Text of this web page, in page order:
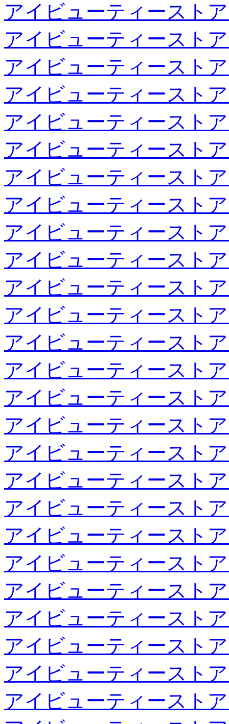
アイビューティースト
アイビューティースト
アイビューティースト
アイビューティースト
アイビューティースト
アイビューティースト
アイビューティースト
アイビューティースト
アイビューティースト
アイビューティースト
アイビューティースト
アイビューティースト
アイビューティースト
アイビューティースト
アイビューティースト
アイビューティースト
アイビューティースト
アイビューティースト
アイビューティースト
アイビューティースト
アイビューティースト
アイビューティースト
アイビューティースト
アイビューティースト
アイビューティースト
アイビューティースト